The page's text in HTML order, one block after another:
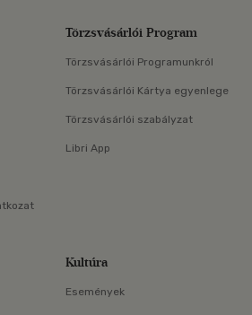
Törzsvásárlói Program
Törzsvásárlói Programunkról
Törzsvásárlói Kártya egyenlege
Törzsvásárlói szabályzat
Libri App
Kultúra
Események